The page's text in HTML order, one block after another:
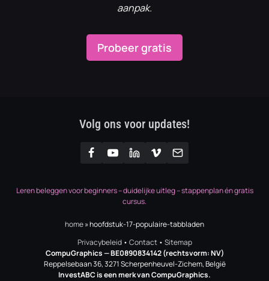
aanpak.
Probeer gratis
Volg ons voor updates!
Leren beleggen voor beginners – duidelijke uitleg – stappenplan én gratis
cursus.
home»hoofdstuk-17-populaire-tabbladen
Privacybeleid • Contact• Sitemap
CompuGraphics— BE0890834142 (rechtsvorm: NV)
Reppelsebaan 36, 3271 Scherpenheuvel-Zichem, België
InvestABC is een merk van CompuGraphics.